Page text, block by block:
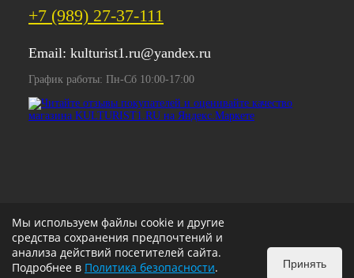
+7 (989) 27-37-111
Email: kulturist1.ru@yandex.ru
График работы: Пн-Сб 10:00-17:00
Мы используем файлы cookie и другие
средства сохранения предпочтений и
анализа действий посетителей сайта.
Подробнее в Политика безопасности.
Принять